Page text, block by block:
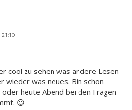
cool zu sehen was andere Lesen
wieder was neues. Bin schon
heute Abend bei den Fragen
😉